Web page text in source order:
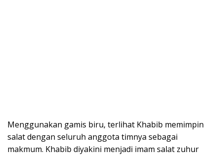
Menggunakan gamis biru, terlihat Khabib memimpin
salat dengan seluruh anggota timnya sebagai
makmum. Khabib diyakini menjadi imam salat zuhur